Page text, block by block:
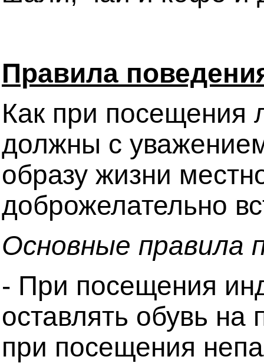
Правила
Как при посещения
должны с
образу жизни
доброжелательно
Основные правила
- При посещения
оставлять обувь
при посещения